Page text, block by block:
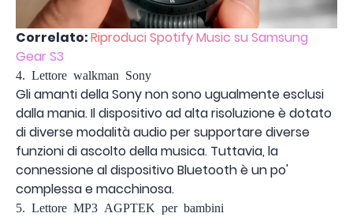
Correlato:Riproduci Spotify Music su Samsung
Gear S3
4. Lettore walkman Sony
Gli amanti della Sony non sono ugualmente esclusi
dalla mania. Il dispositivo ad alta risoluzione è dotato
di diverse modalità audio per supportare diverse
funzioni di ascolto della musica. Tuttavia, la
connessione al dispositivo Bluetooth è un po'
complessa e macchinosa.
5. Lettore MP3 AGPTEK per bambini